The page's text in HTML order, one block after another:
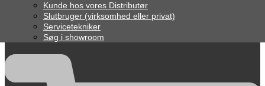
Kunde hos vores Distributør
Slutbruger (virksomhed eller privat)
Servicetekniker
Søg i showroom